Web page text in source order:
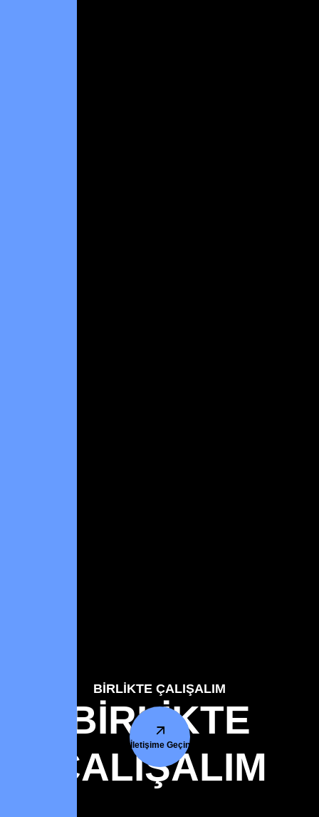
BİRLİKTE ÇALIŞALIM
BİRLİKTE
ÇALIŞALIM
İletişime Geçin